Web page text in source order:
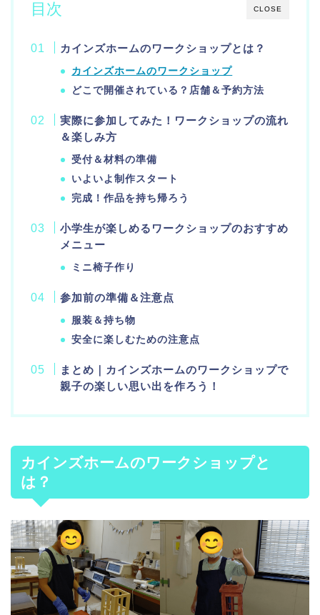
CLOSE
目次
カインズホームのワークショップとは？
カインズホームのワークショップ
どこで開催されている？店舗＆予約方法
実際に参加してみた！ワークショップの流れ
＆楽しみ方
受付＆材料の準備
いよいよ制作スタート
完成！作品を持ち帰ろう
小学生が楽しめるワークショップのおすすめ
メニュー
ミニ椅子作り
参加前の準備＆注意点
服装＆持ち物
安全に楽しむための注意点
まとめ｜カインズホームのワークショップで
親子の楽しい思い出を作ろう！
カインズホームのワークショップと
は？